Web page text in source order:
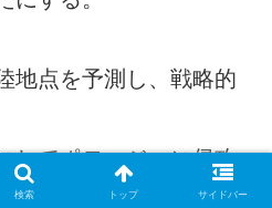
地点を予測し、戦略的
してポモージエに侵攻
分析を行い、その上で
検索 トップ サイドバー